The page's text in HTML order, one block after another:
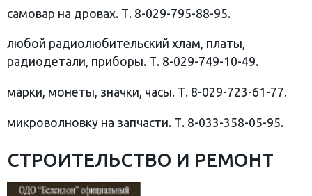
самовар на дровах. Т. 8-029-795-88-95.
любой радиолюбительский хлам, платы,
радиодетали, приборы. Т. 8-029-749-10-49.
марки, монеты, значки, часы. Т. 8-029-723-61-77.
микроволновку на запчасти. Т. 8-033-358-05-95.
СТРОИТЕЛЬСТВО И РЕМОНТ